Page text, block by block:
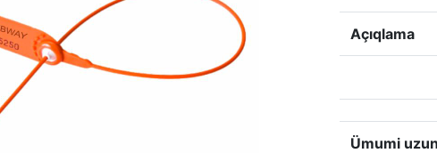
Açıqlama
Ümumi